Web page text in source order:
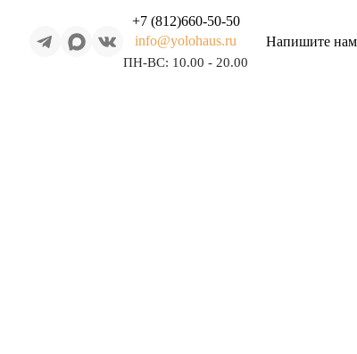
+7 (812)660-50-50
info@yolohaus.ru
ПН-ВС: 10.00 - 20.00
Напишите нам